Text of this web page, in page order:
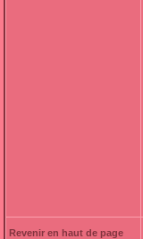
Revenir en haut de page